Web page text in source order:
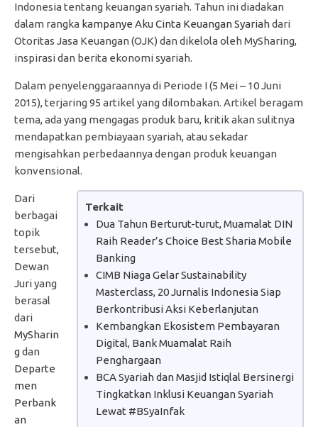
Indonesia tentang keuangan syariah. Tahun ini diadakan
dalam rangka kampanye Aku Cinta Keuangan Syariahdari
Otoritas Jasa Keuangan (OJK) dan dikelola oleh MySharing,
inspirasi dan berita ekonomi syariah.
Dalam penyelenggaraannya di Periode I (5 Mei – 10 Juni
2015), terjaring 95 artikel yang dilombakan. Artikel beragam
tema, ada yang mengagas produk baru, kritik akan sulitnya
mendapatkan pembiayaan syariah, atau sekadar
mengisahkan perbedaannya dengan produk keuangan
konvensional.
Terkait
Dua Tahun Berturut-turut, Muamalat DIN
Raih Reader’s Choice Best Sharia Mobile
Banking
CIMB Niaga Gelar Sustainability
Masterclass, 20 Jurnalis Indonesia Siap
Berkontribusi Aksi Keberlanjutan
Kembangkan Ekosistem Pembayaran
Digital, Bank Muamalat Raih
Penghargaan
BCA Syariah dan Masjid Istiqlal Bersinergi
Tingkatkan Inklusi Keuangan Syariah
Lewat #BSyaInfak
Dari
berbagai
topik
tersebut,
Dewan
Juri yang
berasal
dari
MySharin
gdan
Departe
men
Perbank
an